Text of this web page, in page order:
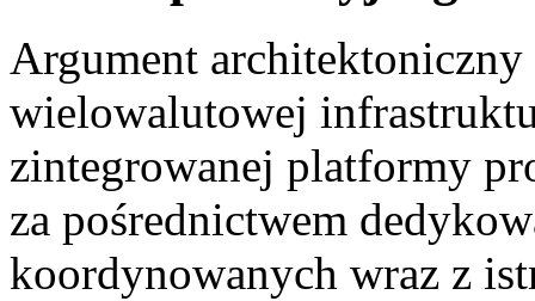
Argument architektoniczny
wielowalutowej
zintegrowanej platformy
za pośrednictwem
koordynowanych wraz z